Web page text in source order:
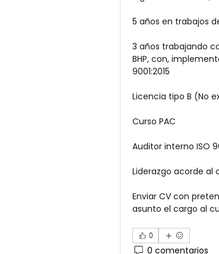
5 años en trabajos
3 años trabajando
BHP, con,
9001:2015
Licencia tipo B (No
Curso PAC
Auditor interno ISO
Liderazgo acorde al
Enviar CV con
asunto el cargo al
0
0 comentarios